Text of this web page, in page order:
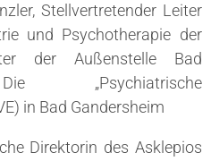
Stellvertretender Leiter
und Psychotherapie der
der Außenstelle Bad
„Psychiatrische
in Bad Gandersheim
Direktorin des Asklepios